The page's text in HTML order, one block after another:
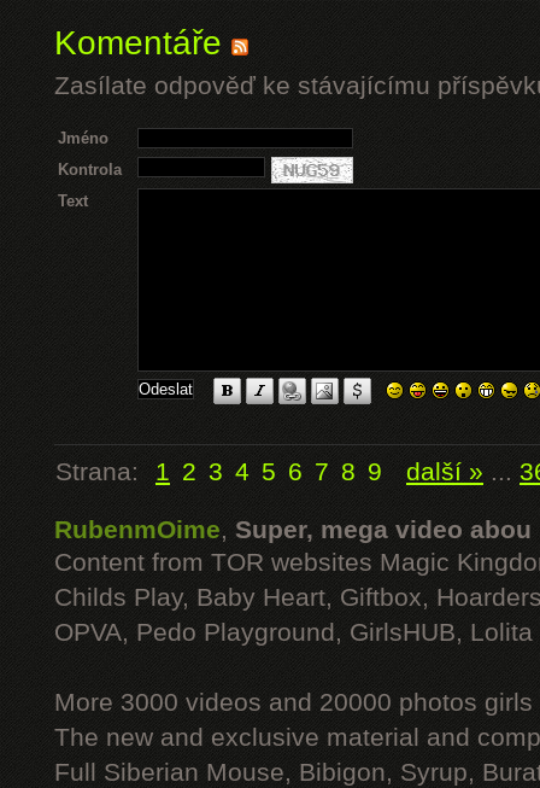
Komentáře
Zasílate odpověď ke stávajícímu
Jméno
Kontrola
Text
Strana: 1 2 3 4 5 6 7 8 9 další » ...
RubenmOime, Super, mega video abou
Content from TOR websites Magic
Childs Play, Baby Heart, Giftbox,
OPVA, Pedo Playground, GirlsHUB, Lolita
More 3000 videos and 20000 photos
The new and exclusive material and
Full Siberian Mouse, Bibigon, Syrup,